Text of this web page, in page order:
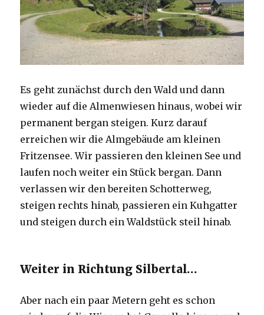
Es geht zunächst durch den Wald und dann
wieder auf die Almenwiesen hinaus, wobei wir
permanent bergan steigen. Kurz darauf
erreichen wir die Almgebäude am kleinen
Fritzensee. Wir passieren den kleinen See und
laufen noch weiter ein Stück bergan. Dann
verlassen wir den bereiten Schotterweg,
steigen rechts hinab, passieren ein Kuhgatter
und steigen durch ein Waldstück steil hinab.
Weiter in Richtung Silbertal…
Aber nach ein paar Metern geht es schon